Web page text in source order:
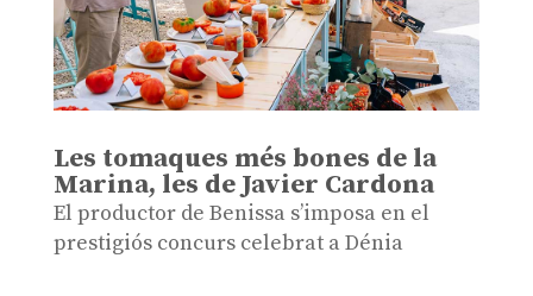
Les tomaques més bones de la
Marina, les de Javier Cardona
El productor de Benissa s’imposa en el
prestigiós concurs celebrat a Dénia